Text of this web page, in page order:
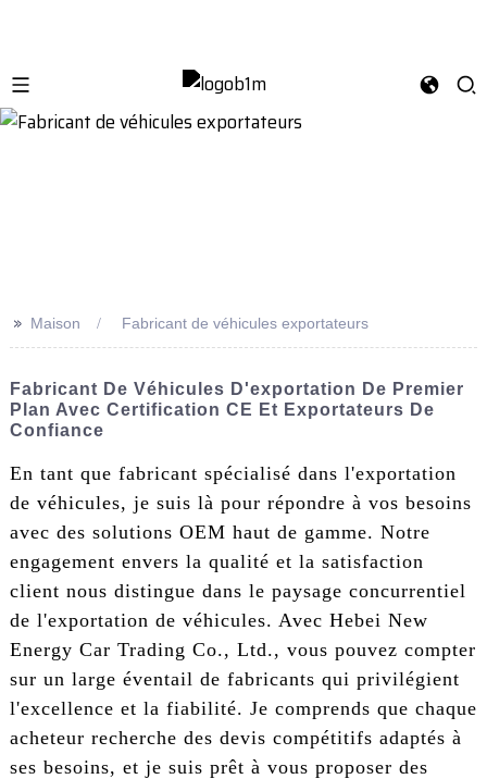
>> Maison Fabricant de véhicules exportateurs
Fabricant De Véhicules D'exportation De Premier
Plan Avec Certification CE Et Exportateurs De
Confiance
En tant que fabricant spécialisé dans l'exportation
de véhicules, je suis là pour répondre à vos besoins
avec des solutions OEM haut de gamme. Notre
engagement envers la qualité et la satisfaction
client nous distingue dans le paysage concurrentiel
de l'exportation de véhicules. Avec Hebei New
Energy Car Trading Co., Ltd., vous pouvez compter
sur un large éventail de fabricants qui privilégient
l'excellence et la fiabilité. Je comprends que chaque
acheteur recherche des devis compétitifs adaptés à
ses besoins, et je suis prêt à vous proposer des